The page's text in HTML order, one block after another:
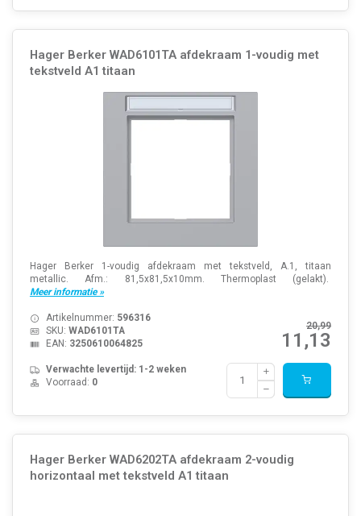
Hager Berker WAD6101TA afdekraam 1-voudig met
tekstveld A1 titaan
Hager Berker 1-voudig afdekraam met tekstveld, A.1, titaan
metallic. Afm.: 81,5x81,5x10mm. Thermoplast (gelakt).
Meer informatie »
20,99
11,13
Artikelnummer: 596316
SKU: WAD6101TA
EAN: 3250610064825
Verwachte levertijd: 1-2 weken
Voorraad: 0
Hager Berker WAD6202TA afdekraam 2-voudig
horizontaal met tekstveld A1 titaan